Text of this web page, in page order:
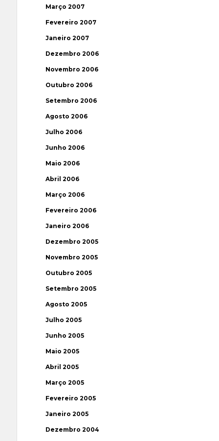
Março 2007
Fevereiro 2007
Janeiro 2007
Dezembro 2006
Novembro 2006
Outubro 2006
Setembro 2006
Agosto 2006
Julho 2006
Junho 2006
Maio 2006
Abril 2006
Março 2006
Fevereiro 2006
Janeiro 2006
Dezembro 2005
Novembro 2005
Outubro 2005
Setembro 2005
Agosto 2005
Julho 2005
Junho 2005
Maio 2005
Abril 2005
Março 2005
Fevereiro 2005
Janeiro 2005
Dezembro 2004